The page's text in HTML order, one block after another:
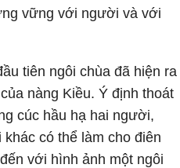
vững với người và với
tiên ngôi chùa đã hiện ra
nàng Kiều. Ý định thoát
cúc hầu hạ hai người,
có thể làm cho điên
với hình ảnh một ngôi